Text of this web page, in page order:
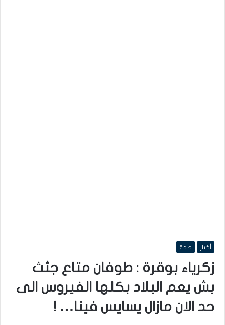
أخبار صحة
زكرياء بوقرة : طوفان متاع جثث
بش يعم البلاد بكلها الفيروس الى
حد الان مازال يسايس فينا… !